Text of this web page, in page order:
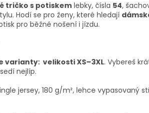
tričko s potiskemlebky, čísla 54,
Hodí se pro ženy, které hledají
pro běžné nošení i jízdu.
varianty: velikosti XS–3XL. Vybereš
nejlíp.
jersey, 180 g/m², lehce vypasovaný